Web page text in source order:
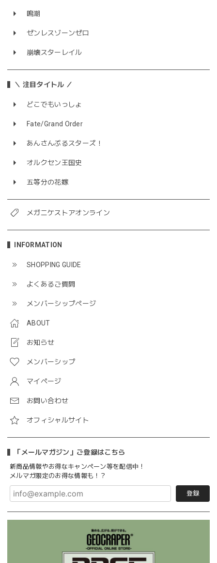
鳴潮
ゼンレスゾーンゼロ
崩壊スターレイル
＼ 注目タイトル ／
どこでもいっしょ
Fate/Grand Order
あんさんぶるスターズ！
オルクセン王国史
五等分の花嫁
メガニケストアオンライン
INFORMATION
SHOPPING GUIDE
よくあるご質問
メンバーシップページ
ABOUT
お知らせ
メンバーシップ
マイページ
お問い合わせ
オフィシャルサイト
「メールマガジン」ご登録はこちら
新商品情報やお得なキャンペーン等を配信中！
メルマガ限定のお得な情報も！？
登録